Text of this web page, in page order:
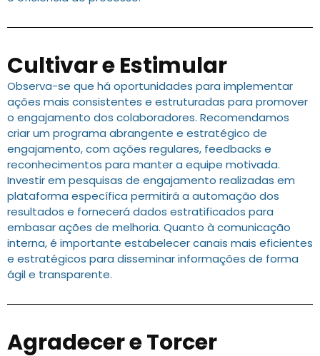
Cultivar e Estimular
Observa-se que há oportunidades para implementar
ações mais consistentes e estruturadas para promover
o engajamento dos colaboradores. Recomendamos
criar um programa abrangente e estratégico de
engajamento, com ações regulares, feedbacks e
reconhecimentos para manter a equipe motivada.
Investir em pesquisas de engajamento realizadas em
plataforma específica permitirá a automação dos
resultados e fornecerá dados estratificados para
embasar ações de melhoria. Quanto à comunicação
interna, é importante estabelecer canais mais eficientes
e estratégicos para disseminar informações de forma
ágil e transparente.
Agradecer e Torcer